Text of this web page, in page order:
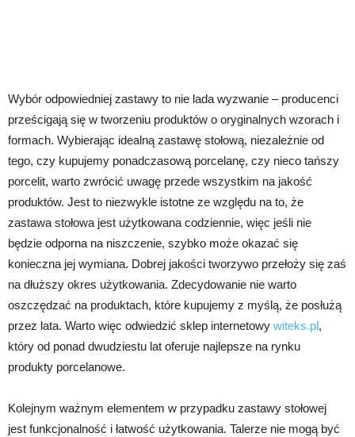
Wybór odpowiedniej zastawy to nie lada wyzwanie – producenci
prześcigają się w tworzeniu produktów o oryginalnych wzorach i
formach. Wybierając idealną zastawę stołową, niezależnie od
tego, czy kupujemy ponadczasową porcelanę, czy nieco tańszy
porcelit, warto zwrócić uwagę przede wszystkim na jakość
produktów. Jest to niezwykle istotne ze względu na to, że
zastawa stołowa jest użytkowana codziennie, więc jeśli nie
będzie odporna na niszczenie, szybko może okazać się
konieczna jej wymiana. Dobrej jakości tworzywo przełoży się zaś
na dłuższy okres użytkowania. Zdecydowanie nie warto
oszczędzać na produktach, które kupujemy z myślą, że posłużą
przez lata. Warto więc odwiedzić sklep internetowy witeks.pl,
który od ponad dwudziestu lat oferuje najlepsze na rynku
produkty porcelanowe.
Kolejnym ważnym elementem w przypadku zastawy stołowej
jest funkcjonalność i łatwość użytkowania. Talerze nie mogą być